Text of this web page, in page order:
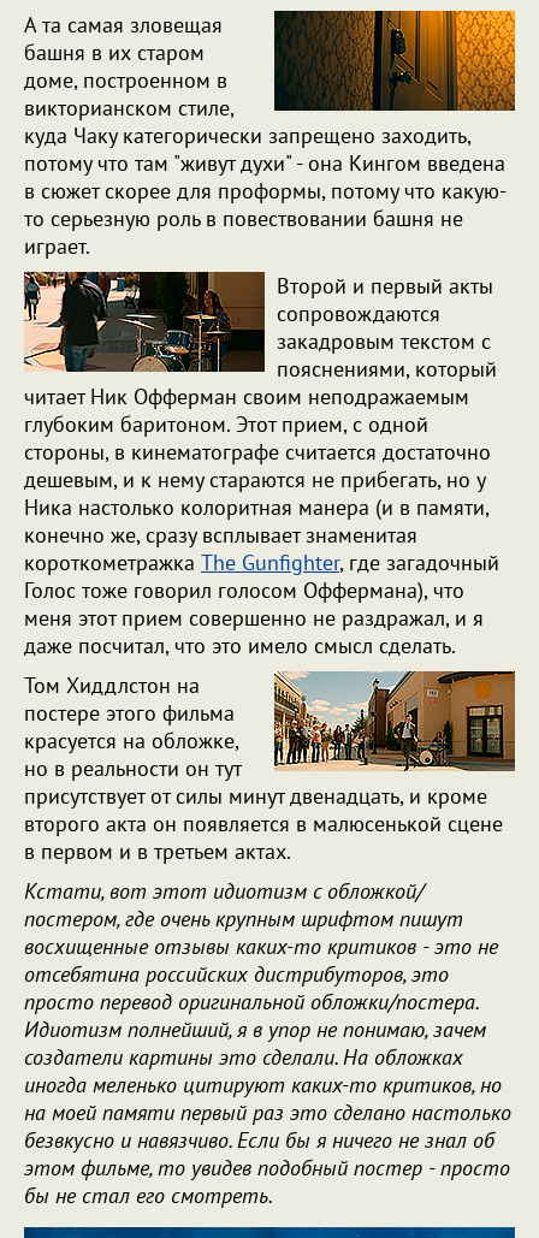
А та самая зловещая
башня в их старом
доме, построенном в
викторианском стиле,
куда Чаку категорически запрещено заходить,
потому что там "живут духи" - она Кингом введена
в сюжет скорее для проформы, потому что какую-
то серьезную роль в повествовании башня не
играет.
Второй и первый акты
сопровождаются
закадровым текстом с
пояснениями, который
читает Ник Офферман своим неподражаемым
глубоким баритоном. Этот прием, с одной
стороны, в кинематографе считается достаточно
дешевым, и к нему стараются не прибегать, но у
Ника настолько колоритная манера (и в памяти,
конечно же, сразу всплывает знаменитая
короткометражка The Gunfighter, где загадочный
Голос тоже говорил голосом Оффермана), что
меня этот прием совершенно не раздражал, и я
даже посчитал, что это имело смысл сделать.
Том Хиддлстон на
постере этого фильма
красуется на обложке,
но в реальности он тут
присутствует от силы минут двенадцать, и кроме
второго акта он появляется в малюсенькой сцене
в первом и в третьем актах.
Кстати, вот этот идиотизм с обложкой/
постером, где очень крупным шрифтом пишут
восхищенные отзывы каких-то критиков - это не
отсебятина российских дистрибуторов, это
просто перевод оригинальной обложки/постера.
Идиотизм полнейший, я в упор не понимаю, зачем
создатели картины это сделали. На обложках
иногда меленько цитируют каких-то критиков, но
на моей памяти первый раз это сделано настолько
безвкусно и навязчиво. Если бы я ничего не знал об
этом фильме, то увидев подобный постер - просто
бы не стал его смотреть.